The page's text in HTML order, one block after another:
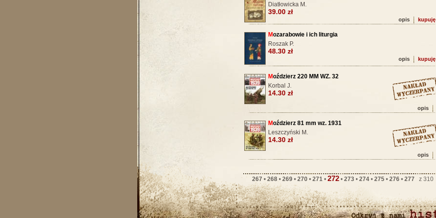
opis kupuję
Diatłowicka M.
39.00 zł
opis kupuję
Mozarabowie i ich liturgia
Roszak P.
48.30 zł
opis
Moździerz 220 MM WZ. 32
Korbal J.
14.30 zł
opis
Moździerz 81 mm wz. 1931
Leszczyński M.
14.30 zł
267• 268• 269• 270• 271 • 272• 273• 274• 275• 276• 277 z